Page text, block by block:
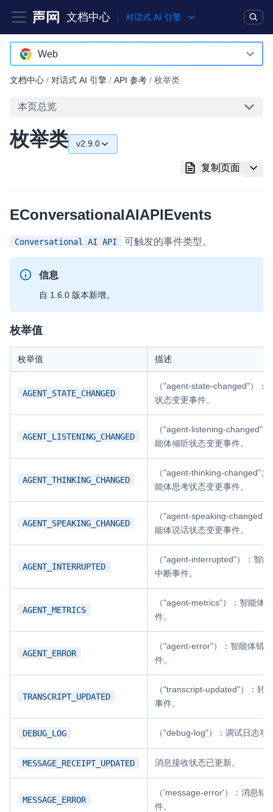
文档中心 对话式 AI 引擎
产品 解决方案
突破传统文字交互模式，与 AI 进行高拟真、自然流畅的实时语
音对话
即时通讯 IM NEW
融合 CDN 直播
对接国内外多家 CDN 供应商，提供一个整体播放体验最佳的
CDN 直播方案
媒体流加速
为智能硬件提供优质的媒体流传输，实现人与人、人与物、物与
实时转录翻译
快速实现实时的语音转写功能
互动白板
快速实现多人实时互动白板协作
微呼叫 NEW
实现智能硬件和微信小程序之间的实时音视频互通
Status Page
集中展示声网主要产品及服务的综合服务质量及可用性信息
内容审核
对实时音频和视频画面进行风险识别，并联动回调和业务处置流
一站式实时互动模块的选型、购买、账号打通
媒体服务
Web
agent-go
agent-python
agent-typescript
Android
文档中心 / 对话式 AI 引擎 / API 参考 / 枚举类
本页总览
枚举类 v2.9.0
v1.6.0
复制页面
EConversationalAIAPIEvents
Conversational AI API 可触发的事件类型。
信息
自 1.6.0 版本新增。
枚举值
枚举值 描述
AGENT_STATE_CHANGED
（"agent-state-changed"）：
状态变更事件。
AGENT_LISTENING_CHANGED
（"agent-listening-changed"
能体倾听状态变更事件。
AGENT_THINKING_CHANGED
（"agent-thinking-changed"）
能体思考状态变更事件。
AGENT_SPEAKING_CHANGED
（"agent-speaking-changed"
能体说话状态变更事件。
AGENT_INTERRUPTED
（"agent-interrupted"）：智能
中断事件。
AGENT_METRICS
（"agent-metrics"）：智能体
件。
AGENT_ERROR
（"agent-error"）：智能体错
件。
TRANSCRIPT_UPDATED
（"transcript-updated"）：转
事件。
DEBUG_LOG （"debug-log"）：调试日志事
MESSAGE_RECEIPT_UPDATED 消息接收状态已更新。
MESSAGE_ERROR
（'message-error'）：消息错
件。